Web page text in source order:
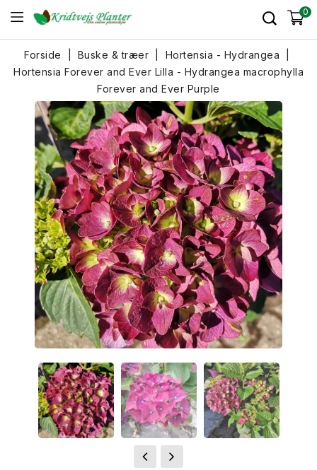
0
Forside Buske & træer
Hortensia - Hydrangea
Hortensia Forever and Ever Lilla - Hydrangea macrophylla
Forever and Ever Purple